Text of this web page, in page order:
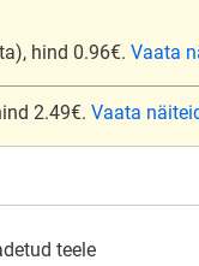
hind 0.96€. Vaata
2.49€. Vaata
teele